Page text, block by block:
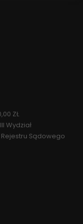
ZŁ
Wydział
Sądowego